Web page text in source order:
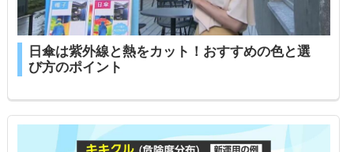
日傘は紫外線と熱をカット！おすすめの色と選
び方のポイント